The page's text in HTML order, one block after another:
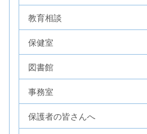
教育相談
保健室
図書館
事務室
保護者の皆さんへ